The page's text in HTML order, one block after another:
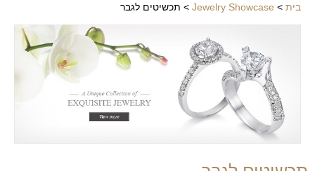
בית >
Jewelry Showcase
> תכשיטים לגבר